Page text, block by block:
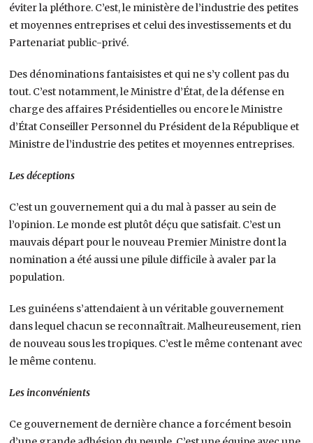
éviter la pléthore. C’est, le ministère de l’industrie des petites
et moyennes entreprises et celui des investissements et du
Partenariat public-privé.
Des dénominations fantaisistes et qui ne s’y collent pas du
tout. C’est notamment, le Ministre d’État, de la défense en
charge des affaires Présidentielles ou encore le Ministre
d’État Conseiller Personnel du Président de la République et
Ministre de l’industrie des petites et moyennes entreprises.
Les déceptions
C’est un gouvernement qui a du mal à passer au sein de
l’opinion. Le monde est plutôt déçu que satisfait. C’est un
mauvais départ pour le nouveau Premier Ministre dont la
nomination a été aussi une pilule difficile à avaler par la
population.
Les guinéens s’attendaient à un véritable gouvernement
dans lequel chacun se reconnaîtrait. Malheureusement, rien
de nouveau sous les tropiques. C’est le même contenant avec
le même contenu.
Les inconvénients
Ce gouvernement de dernière chance a forcément besoin